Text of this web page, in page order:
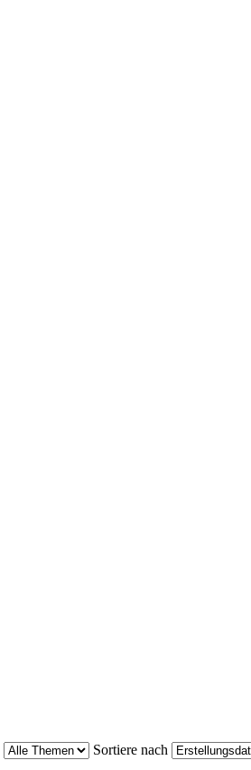
Sortiere nach